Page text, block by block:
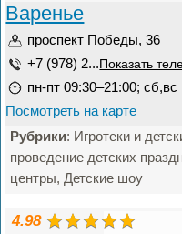
Варенье
проспект Победы, 36
+7 (978) 2... Показать
пн-пт 09:30–21:00; сб,вс
Посмотреть на карте
Рубрики: Игротеки и
проведение детских
центры, Детские шоу
4.98